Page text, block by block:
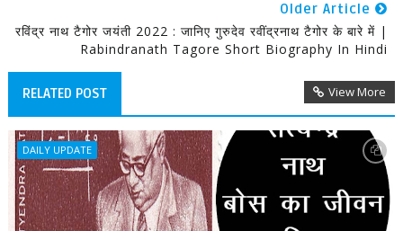
Older Article
रविंद्र नाथ टैगोर जयंती 2022 : जानिए गुरुदेव रवींद्रनाथ टैगोर के बारे में |
Rabindranath Tagore Short Biography In Hindi
RELATED POST View More
DAILY UPDATE